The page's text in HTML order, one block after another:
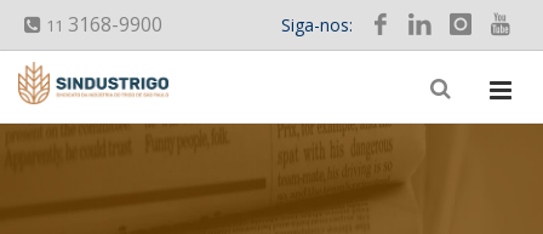
11 3168-9900 Siga-nos: